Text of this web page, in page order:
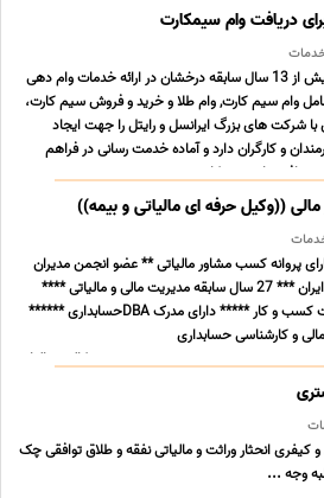
دریافت وام سیمکارت
ماهان وام با بیش از 13 سال سابقه درخشان در ارائه خدمات وام دهی
وام سیم کارت, وام طلا و خرید و فروش سیم کارت،
شرکت های بزرگ ایرانسل و رایتل را جهت ایجاد
و کارگران دارد و آماده خدمت رسانی در فراهم
دریافت وام سیم کارت, ... ...
((وکیل حرفه ای مالیاتی و بیمه))
پروانه کسب مشاور مالیاتی ** عضو انجمن مدیران
مالی حرفه ای ایران *** 27 سال سابقه مدیریت مالی و مالیاتی ****
دکتری مدیریت کسب و کار ***** دارای مدرک DBAحسابداری ******
و کارشناسی حسابداری
وکالت سالیانه
و حق ... ...
کیفری انحثار وراثت و مالیاتی نفقه و طلاق توافقی چک
وجه ...